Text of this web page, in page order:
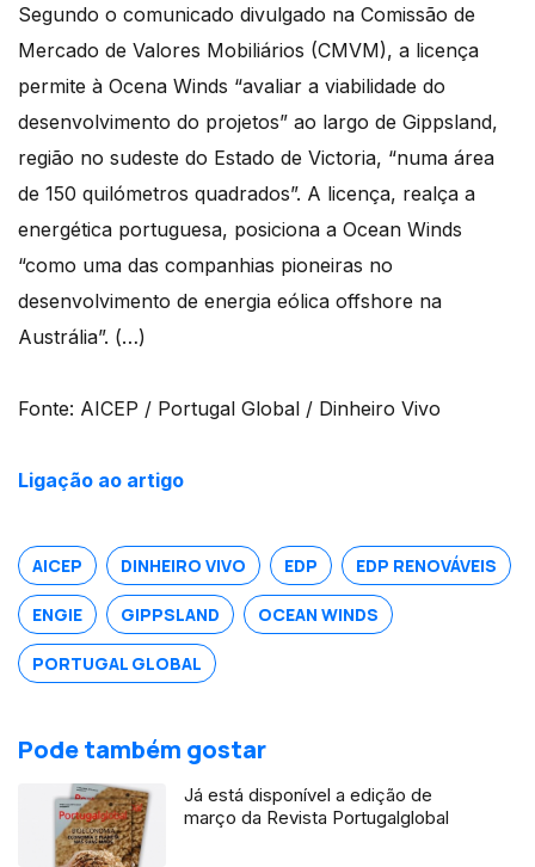
Segundo o comunicado divulgado na Comissão de
Mercado de Valores Mobiliários (CMVM), a licença
permite à Ocena Winds “avaliar a viabilidade do
desenvolvimento do projetos” ao largo de Gippsland,
região no sudeste do Estado de Victoria, “numa área
de 150 quilómetros quadrados”. A licença, realça a
energética portuguesa, posiciona a Ocean Winds
“como uma das companhias pioneiras no
desenvolvimento de energia eólica offshore na
Austrália”. (…)
Fonte: AICEP / Portugal Global / Dinheiro Vivo
Ligação ao artigo
AICEP DINHEIRO VIVO EDP EDP RENOVÁVEIS
ENGIE GIPPSLAND OCEAN WINDS
PORTUGAL GLOBAL
Pode também gostar
Já está disponível a edição de
março da Revista Portugalglobal